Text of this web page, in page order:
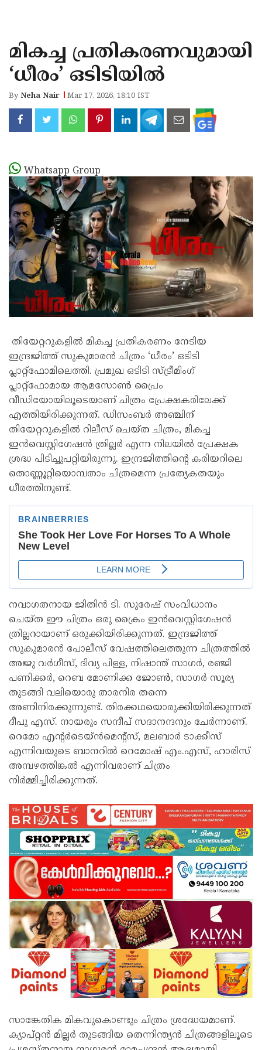
KANNUR
KASARAGOD
മികച്ച പ്രതികരണവുമായി
‘ധീരം’ ഒടിടിയിൽ
ByNeha Nair Mar 17, 2026, 18:10 IST
Whatsapp Group
തിയേറ്ററുകളിൽ മികച്ച പ്രതികരണം നേടിയ
ഇന്ദ്രജിത്ത് സുകുമാരൻ ചിത്രം ‘ധീരം’ ഒടിടി
പ്ലാറ്റ്‌ഫോമിലെത്തി. പ്രമുഖ ഒടിടി സ്ട്രീമിംഗ്
പ്ലാറ്റ്‌ഫോമായ ആമസോൺ പ്രൈം
വീഡിയോയിലൂടെയാണ് ചിത്രം പ്രേക്ഷകരിലേക്ക്
എത്തിയിരിക്കുന്നത്. ഡിസംബർ അഞ്ചിന്
തിയേറ്ററുകളിൽ റിലീസ് ചെയ്ത ചിത്രം, മികച്ച
ഇൻവെസ്റ്റിഗേഷൻ ത്രില്ലർ എന്ന നിലയിൽ പ്രേക്ഷക
ശ്രദ്ധ പിടിച്ചുപറ്റിയിരുന്നു. ഇന്ദ്രജിത്തിന്റെ കരിയറിലെ
തൊണ്ണൂറ്റിയൊമ്പതാം ചിത്രമെന്ന പ്രത്യേകതയും
ധീരത്തിനുണ്ട്.
നവാഗതനായ ജിതിൻ ടി. സുരേഷ് സംവിധാനം
ചെയ്ത ഈ ചിത്രം ഒരു ക്രൈം ഇൻവെസ്റ്റിഗേഷൻ
ത്രില്ലറായാണ് ഒരുക്കിയിരിക്കുന്നത്. ഇന്ദ്രജിത്ത്
സുകുമാരൻ പോലീസ് വേഷത്തിലെത്തുന്ന ചിത്രത്തിൽ
അജു വർഗീസ്, ദിവ്യ പിള്ള, നിഷാന്ത് സാഗർ, രഞ്ജി
പണിക്കർ, റെബ മോണിക്ക ജോൺ, സാഗർ സൂര്യ
തുടങ്ങി വലിയൊരു താരനിര തന്നെ
അണിനിരക്കുന്നുണ്ട്. തിരക്കഥയൊരുക്കിയിരിക്കുന്നത്
ദീപു എസ്. നായരും സന്ദീപ് സദാനന്ദനും ചേർന്നാണ്.
റെമോ എന്റർടെയ്ൻമെന്റ്സ്, മലബാർ ടാക്കീസ്
എന്നിവയുടെ ബാനറിൽ റെമോഷ് എം.എസ്, ഹാരിസ്
അമ്പഴത്തിങ്കൽ എന്നിവരാണ് ചിത്രം
നിർമ്മിച്ചിരിക്കുന്നത്.
സാങ്കേതിക മികവുകൊണ്ടും ചിത്രം ശ്രദ്ധേയമാണ്.
ക്യാപ്റ്റൻ മില്ലർ തുടങ്ങിയ തെന്നിന്ത്യൻ ചിത്രങ്ങളിലൂടെ